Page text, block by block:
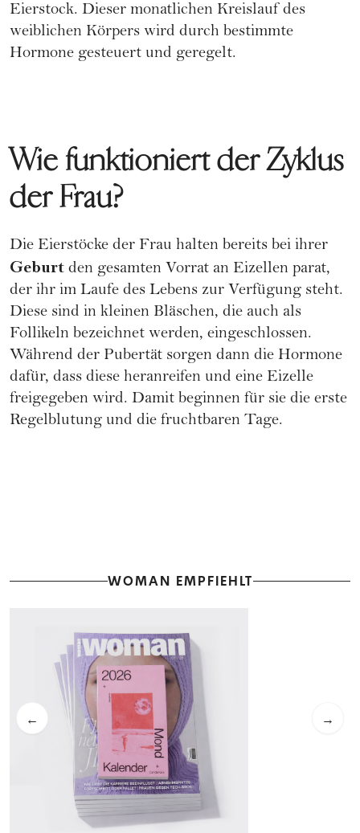
Eierstock. Dieser monatlichen Kreislauf des
weiblichen Körpers wird durch bestimmte
Hormone gesteuert und geregelt.
Wie funktioniert der Zyklus
der Frau?
Die Eierstöcke der Frau halten bereits bei ihrer
Geburt den gesamten Vorrat an Eizellen parat,
der ihr im Laufe des Lebens zur Verfügung steht.
Diese sind in kleinen Bläschen, die auch als
Follikeln bezeichnet werden, eingeschlossen.
Während der Pubertät sorgen dann die Hormone
dafür, dass diese heranreifen und eine Eizelle
freigegeben wird. Damit beginnen für sie die erste
Regelblutung und die fruchtbaren Tage.
WOMAN EMPFIEHLT
← →